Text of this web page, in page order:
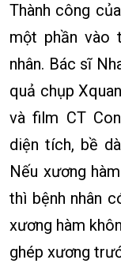
Thành công
một phần vào
nhân. Bác sĩ
quả chụp
và film CT
diện tích, bề
Nếu xương
thì bệnh nhân
xương hàm
ghép xương